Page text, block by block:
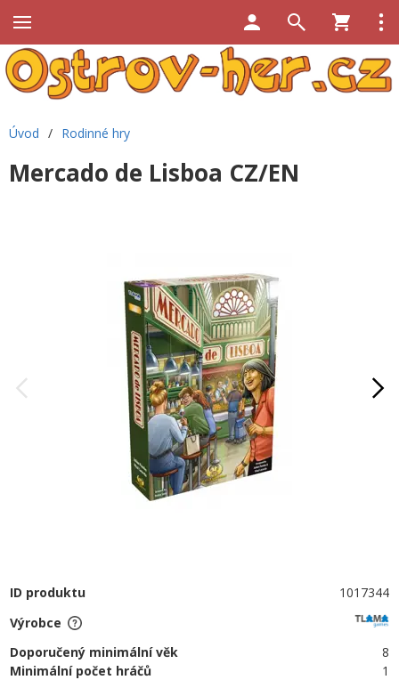
Úvod / Rodinné hry
Mercado de Lisboa CZ/EN
ID produktu
1017344
Výrobce
Doporučený minimální věk
8
Minimální počet hráčů
1